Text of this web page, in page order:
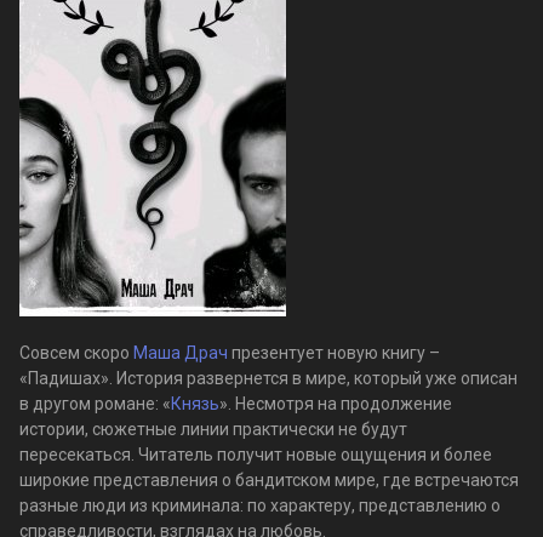
Совсем скоро Маша Драч презентует новую книгу –
«Падишах». История развернется в мире, который уже описан
в другом романе: «Князь». Несмотря на продолжение
истории, сюжетные линии практически не будут
пересекаться. Читатель получит новые ощущения и более
широкие представления о бандитском мире, где встречаются
разные люди из криминала: по характеру, представлению о
справедливости, взглядах на любовь.